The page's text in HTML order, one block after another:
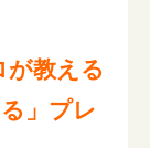
が教える
」プレ